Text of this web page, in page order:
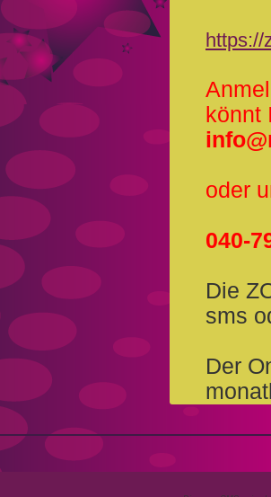
https://
könnt
oder
040-
Die
sms
Der